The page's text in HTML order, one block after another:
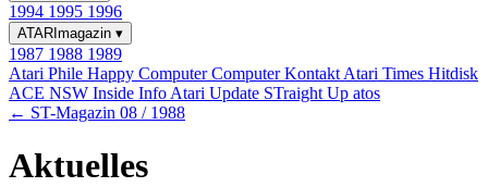
1994 1995 1996
ATARImagazin ▾
1987 1988 1989
Atari Phile Happy ComputerComputer Kontakt Atari Times Hitdisk
ACE NSW Inside Info Atari Update STraight Up atos
← ST-Magazin 08 / 1988
Aktuelles